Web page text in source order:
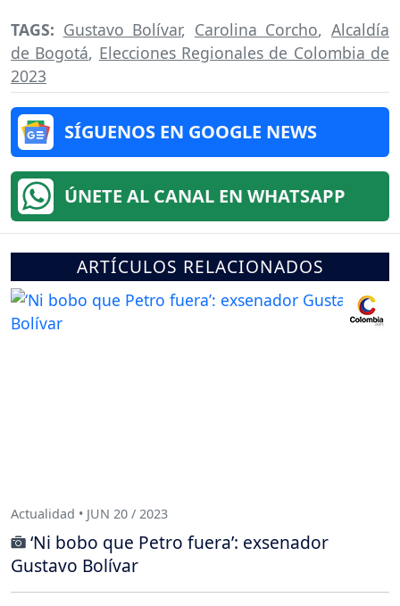
TAGS: Gustavo Bolívar, Carolina Corcho,Alcaldía
de Bogotá, Elecciones Regionales de Colombia de
2023
SÍGUENOS EN GOOGLE NEWS
ÚNETE AL CANAL EN WHATSAPP
ARTÍCULOS RELACIONADOS
Actualidad • JUN 20 / 2023
‘Ni bobo que Petro fuera’: exsenador
Gustavo Bolívar